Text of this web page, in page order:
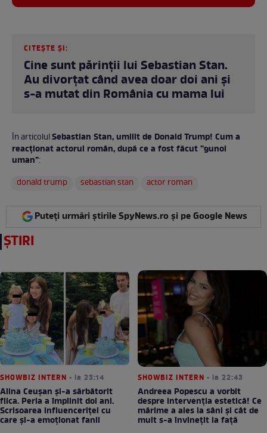
CITEȘTE ȘI:
Cine sunt părinții lui Sebastian Stan.
Au divorțat când avea doar doi ani și
s-a mutat din România cu mama lui
În articolulSebastian Stan, umilit de Donald Trump! Cum a
reacționat actorul român, după ce a fost făcut ”gunoi
uman”:
donald trump
sebastian stan actor roman
Puteți urmări știrile SpyNews.ro și pe Google News
ȘTIRI
SHOWBIZ INTERN • la 23:14
Alina Ceușan și-a sărbătorit
fiica. Perla a împlinit doi ani.
Scrisoarea influenceriței cu
care și-a emoționat fanii
SHOWBIZ INTERN • la 22:43
Andreea Popescu a vorbit
despre intervenția estetică! Ce
mărime a ales la sâni și cât de
mult s-a învinețit la față